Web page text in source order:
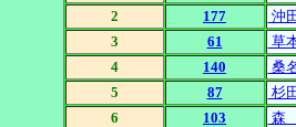
2
177 沖
3
61 草
4
140 桑
5
87 杉
6
103 森